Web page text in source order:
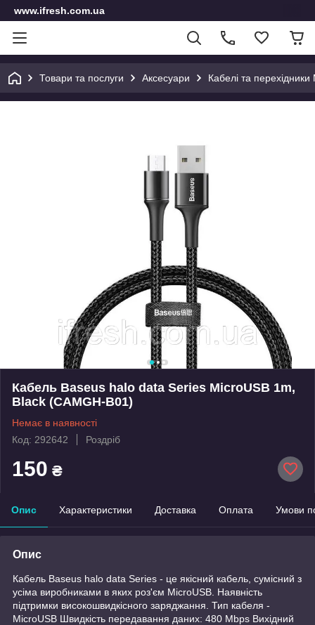
www.ifresh.com.ua
Товари та послуги Аксесуари Кабелі та
Кабель Baseus halo data Series MicroUSB 1m,
Black (CAMGH-B01)
Немає в наявності
Код: 292642
Роздріб
150 ₴
Опис Характеристики Доставка Оплата Умови
Опис
Кабель Baseus halo data Series - це якісний кабель, сумісний з
усіма виробниками в яких роз'єм MicroUSB. Наявність
підтримки високошвидкісного заряджання. Тип кабеля -
MicroUSB Швидкість передавання даних: 480 Mbps Вихідний